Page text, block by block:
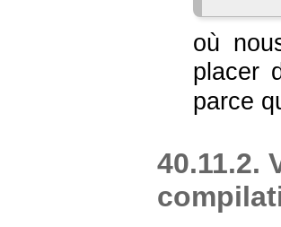
où
placer
parce
40.11.2.